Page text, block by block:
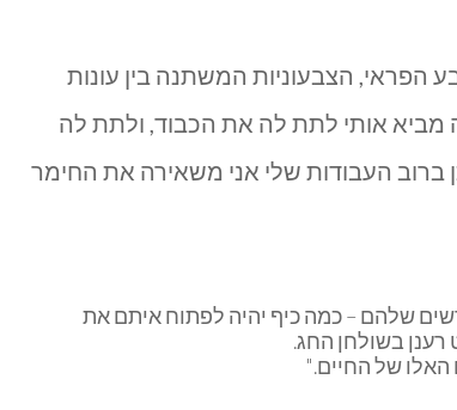
הפראי, הצבעוניות המשתנה בין עונות
מביא אותי לתת לה את הכבוד, ולתת לה
ברוב העבודות שלי אני משאירה את החימר
שלהם – כמה כיף יהיה לפתוח איתם את
בשולחן החג.
של החיים."